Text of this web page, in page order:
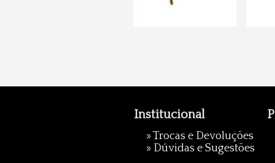
Institucional
»Trocas e Devoluções
» Dúvidas e Sugestões